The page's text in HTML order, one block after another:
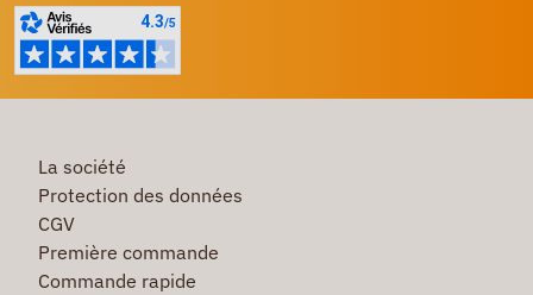
La société
Protection des données
CGV
Première commande
Commande rapide